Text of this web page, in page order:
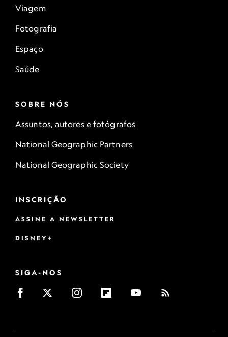
Viagem
Fotografia
Espaço
Saúde
SOBRE NÓS
Assuntos, autores e fotógrafos
National Geographic Partners
National Geographic Society
INSCRIÇÃO
ASSINE A NEWSLETTER
DISNEY+
SIGA-NOS